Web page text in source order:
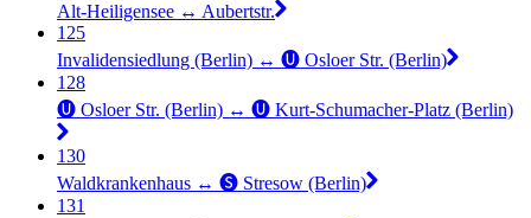
Alt-Heiligensee ↔︎ Aubertstr.
125
Invalidensiedlung (Berlin) ↔︎ 🅤 Osloer Str. (Berlin)
128
🅤 Osloer Str. (Berlin) ↔︎ 🅤 Kurt-Schumacher-Platz (Berlin)
130
Waldkrankenhaus ↔︎ 🅢 Stresow (Berlin)
131